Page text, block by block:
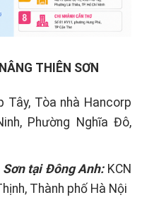
THIÊN SƠN
Tây, Tòa nhà Hancorp
Phường Nghĩa Đô,
tại Đông Anh: KCN
Thành phố Hà Nội